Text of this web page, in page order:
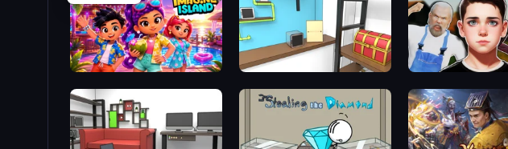
Imagine Island Game Cafe Escape Schoolboy Escape 2